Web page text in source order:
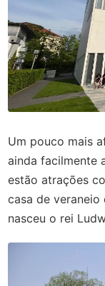
Um pouco mais
ainda facilmente
estão atrações
casa de
nasceu o rei